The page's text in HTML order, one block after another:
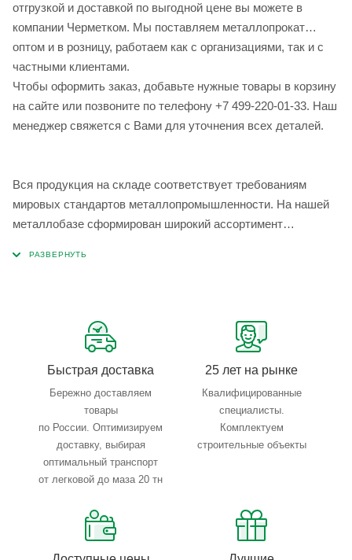
отгрузкой и доставкой по выгодной цене вы можете в
компании Черметком. Мы поставляем металлопрокат
оптом и в розницу, работаем как с организациями, так и с
частными клиентами.
Чтобы оформить заказ, добавьте нужные товары в корзину
на сайте или позвоните по телефону +7 499-220-01-33. Наш
менеджер свяжется с Вами для уточнения всех деталей.
Вся продукция на складе соответствует требованиям
мировых стандартов металлопромышленности. На нашей
металлобазе сформирован широкий ассортимент
Быстрая доставка
Бережно доставляем
товары
по России. Оптимизируем
доставку, выбирая
оптимальный транспорт
от легковой до маза 20 тн
25 лет на рынке
Квалифицированные
специалисты.
Комплектуем
строительные объекты